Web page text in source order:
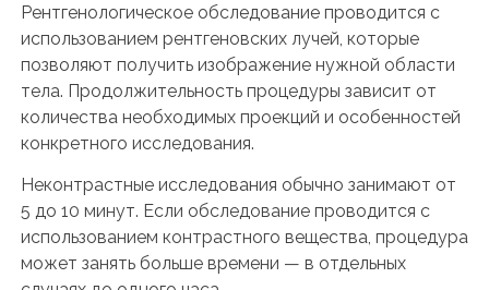
Рентгенологическое обследование проводится с
использованием рентгеновских лучей, которые
позволяют получить изображение нужной области
тела. Продолжительность процедуры зависит от
количества необходимых проекций и особенностей
конкретного исследования.
Неконтрастные исследования обычно занимают от
5 до 10 минут. Если обследование проводится с
использованием контрастного вещества, процедура
может занять больше времени — в отдельных